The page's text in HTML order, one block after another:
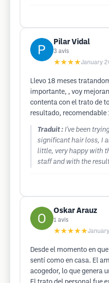
Pilar Vidal
3 avis
★★★★January
Llevo 18 meses
importante, , voy
contenta con el trato de
resultado, recomendable
Traduit : I've been
significant hair loss, I
little, very happy with
staff and with the
Oskar Arauz
1 avis
★★★★★
Desde el momento en
sentí como en casa. El
acogedor, lo que genera